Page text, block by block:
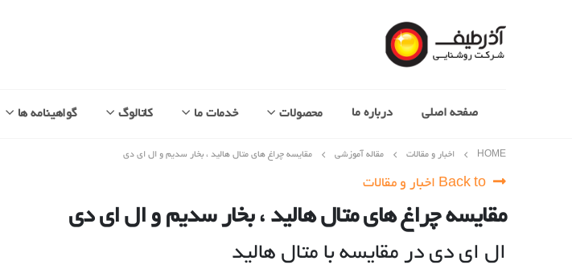
صفحه اصلی درباره ما محصولات خدمات ما کاتالوگ گواهینامه ها
HOME اخبار و مقالات مقاله آموزشی مقایسه چراغ های متال هالید ، بخار سدیم و ال ای دی
مقایسه چراغ های متال هالید ، بخار سدیم و ال ای دی
ال ای دی در مقایسه با متال هالید